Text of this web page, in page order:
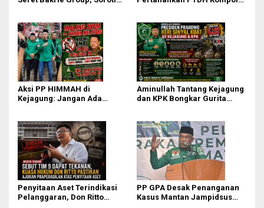
Aksi PP HIMMAH di
Kejagung: Jangan Ada
Aminullah Tantang Kejagung
dan KPK Bongkar Gurita
Jaringannya!
Penyitaan Aset Terindikasi
Pelanggaran, Don Ritto
PP GPA Desak Penanganan
Kasus Mantan Jampidsus